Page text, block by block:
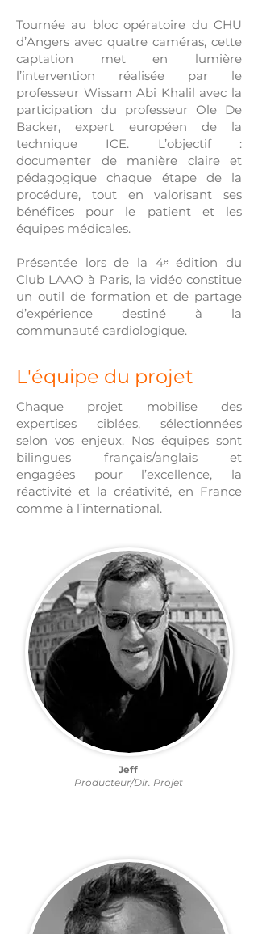
Tournée au bloc opératoire du CHU
d’Angers avec quatre caméras, cette
captation met en lumière
l’intervention réalisée par le
professeur Wissam Abi Khalil avec la
participation du professeur Ole De
Backer, expert européen de la
technique ICE. L’objectif :
documenter de manière claire et
pédagogique chaque étape de la
procédure, tout en valorisant ses
bénéfices pour le patient et les
équipes médicales.
Présentée lors de la 4ᵉ édition du
Club LAAO à Paris, la vidéo constitue
un outil de formation et de partage
d’expérience destiné à la
communauté cardiologique.
L'équipe du projet
Chaque projet mobilise des
expertises ciblées, sélectionnées
selon vos enjeux. Nos équipes sont
bilingues français/anglais et
engagées pour l’excellence, la
réactivité et la créativité, en France
comme à l’international.
Producteur/Dir. Projet
Jeff